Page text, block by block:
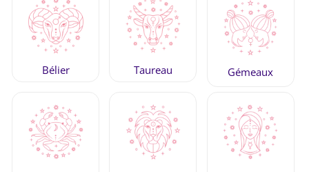
Bélier Taureau Gémeaux